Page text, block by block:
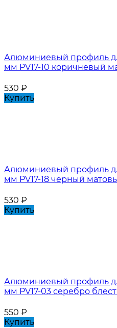
Алюминиевый профиль
мм PV17-10 коричневый
530 ₽
Купить
Алюминиевый профиль
мм PV17-18 черный
530 ₽
Купить
Алюминиевый профиль
мм PV17-03 серебро
550 ₽
Купить